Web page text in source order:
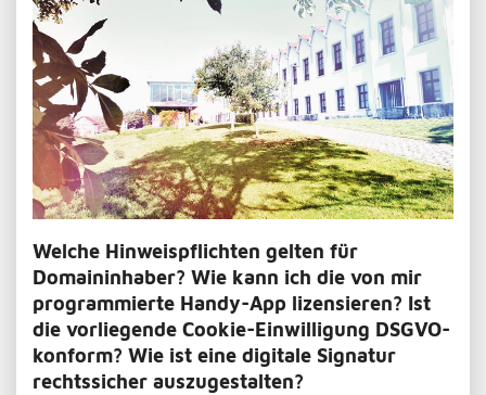
Welche Hinweispflichten gelten für
Domaininhaber? Wie kann ich die von mir
programmierte Handy-App lizensieren? Ist
die vorliegende Cookie-Einwilligung DSGVO-
konform? Wie ist eine digitale Signatur
rechtssicher auszugestalten?